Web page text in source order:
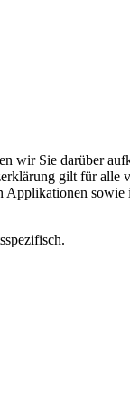
wir Sie darüber
gilt für alle
Applikationen